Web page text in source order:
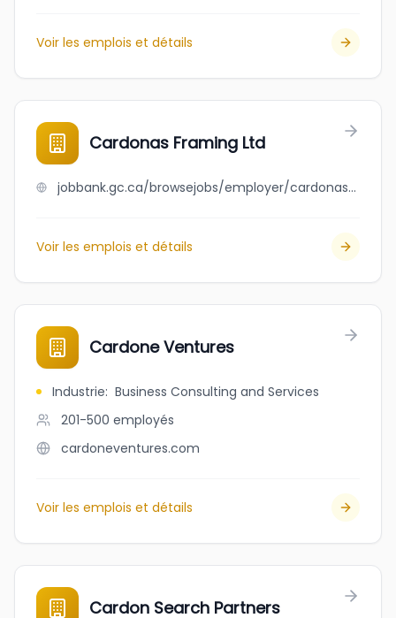
Voir les emplois et détails
Cardonas Framing Ltd
jobbank.gc.ca/browsejobs/employer/cardonas+framing+ltd/ca
Voir les emplois et détails
Cardone Ventures
Industrie: Business Consulting and Services
201-500 employés
cardoneventures.com
Voir les emplois et détails
Cardon Search Partners